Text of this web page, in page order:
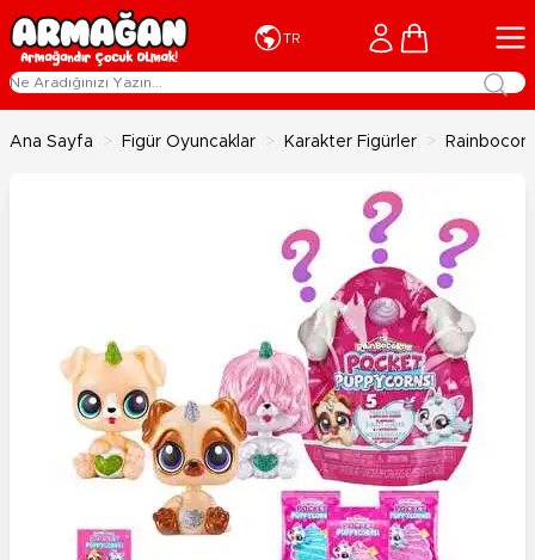
İçeriğe geç
TR Cart
Ana Sayfa > Figür Oyuncaklar > Karakter Figürler >